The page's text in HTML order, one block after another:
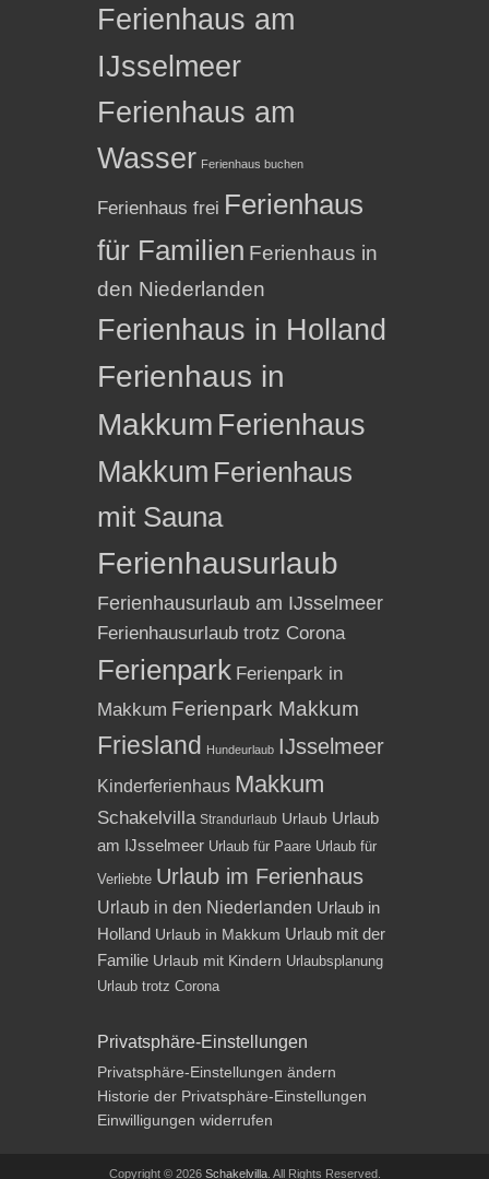
Ferienhaus am
IJsselmeer
Ferienhaus am
Wasser Ferienhaus buchen
Ferienhaus frei Ferienhaus
für Familien Ferienhaus in
den Niederlanden
Ferienhaus in Holland
Ferienhaus in
Makkum Ferienhaus
Makkum Ferienhaus
mit Sauna
Ferienhausurlaub
Ferienhausurlaub am IJsselmeer
Ferienhausurlaub trotz Corona
Ferienpark Ferienpark in
Makkum Ferienpark Makkum
Friesland Hundeurlaub IJsselmeer
Kinderferienhaus Makkum
Schakelvilla Strandurlaub Urlaub Urlaub
am IJsselmeer Urlaub für Paare Urlaub für
Verliebte Urlaub im Ferienhaus
Urlaub in den Niederlanden Urlaub in
Holland Urlaub in Makkum Urlaub mit der
Familie Urlaub mit Kindern Urlaubsplanung
Urlaub trotz Corona
Privatsphäre-Einstellungen
Privatsphäre-Einstellungen ändern
Historie der Privatsphäre-Einstellungen
Einwilligungen widerrufen
Copyright © 2026 Schakelvilla. All Rights Reserved.